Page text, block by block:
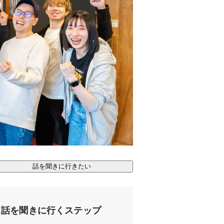
話を聞きに行きたい
話を聞きに行くステップ